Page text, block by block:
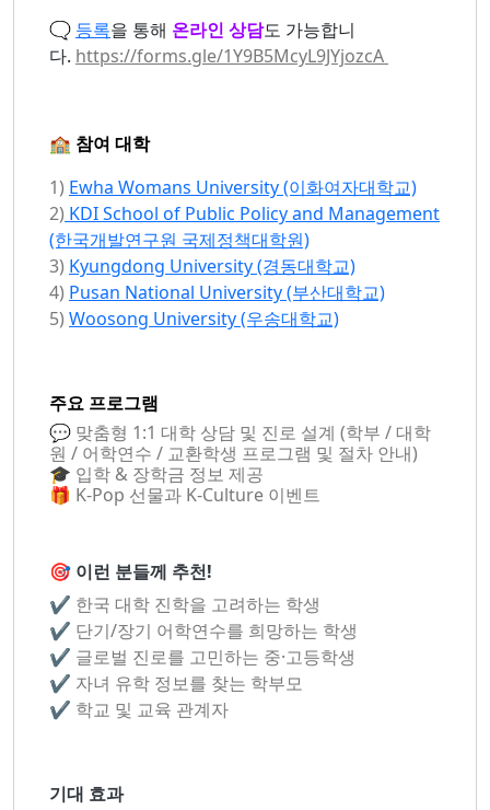
🗨️ 등록을 통해 온라인 상담도 가능합니
다. https://forms.gle/1Y9B5McyL9JYjozcA
🏫 참여 대학
1) Ewha Womans University (이화여자대학교)
2) KDI School of Public Policy and Management
(한국개발연구원 국제정책대학원)
3) Kyungdong University (경동대학교)
4) Pusan National University (부산대학교)
5) Woosong University (우송대학교)
주요 프로그램
💬 맞춤형 1:1 대학 상담 및 진로 설계 (학부 / 대학
원 / 어학연수 / 교환학생 프로그램 및 절차 안내)
🎓 입학 & 장학금 정보 제공
🎁 K-Pop 선물과 K-Culture 이벤트
🎯 이런 분들께 추천!
✔ 한국 대학 진학을 고려하는 학생
✔ 단기/장기 어학연수를 희망하는 학생
✔ 글로벌 진로를 고민하는 중·고등학생
✔ 자녀 유학 정보를 찾는 학부모
✔ 학교 및 교육 관계자
기대 효과